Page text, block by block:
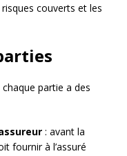
couverts et les
partie a des
: avant la
fournir à l’assuré